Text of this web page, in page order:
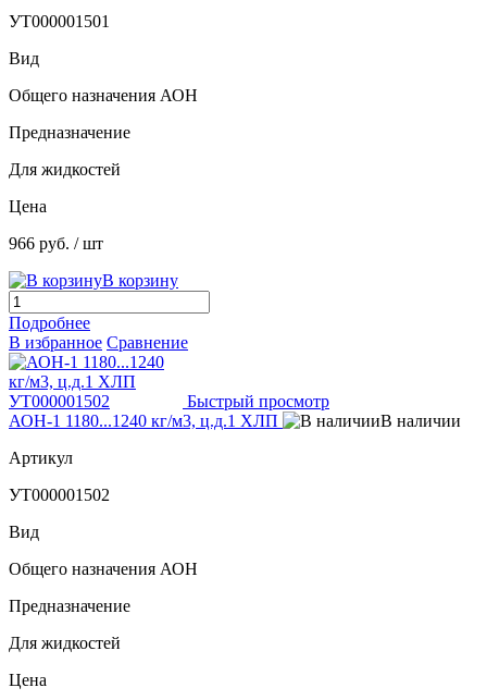
УТ000001501
Вид
Общего назначения АОН
Предназначение
Для жидкостей
Цена
966 руб. / шт
В корзину
Подробнее
В избранное Сравнение
Быстрый просмотр
АОН-1 1180...1240 кг/м3, ц.д.1 ХЛП
В наличии
Артикул
УТ000001502
Вид
Общего назначения АОН
Предназначение
Для жидкостей
Цена